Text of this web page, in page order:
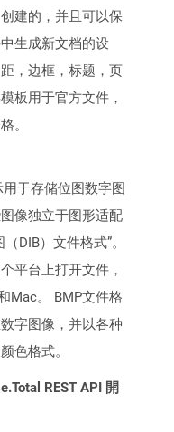
建的，并且可以保
生成新文档的设
，边框，标题，页
板用于官方文件，
。
于存储位图数字图
像独立于图形适配
DIB）文件格式”。
平台上打开文件，
Mac。 BMP文件格
字图像，并以各种
色格式。
REST API 開